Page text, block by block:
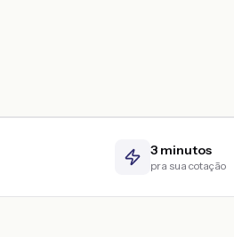
3 minutos
pra sua cotação